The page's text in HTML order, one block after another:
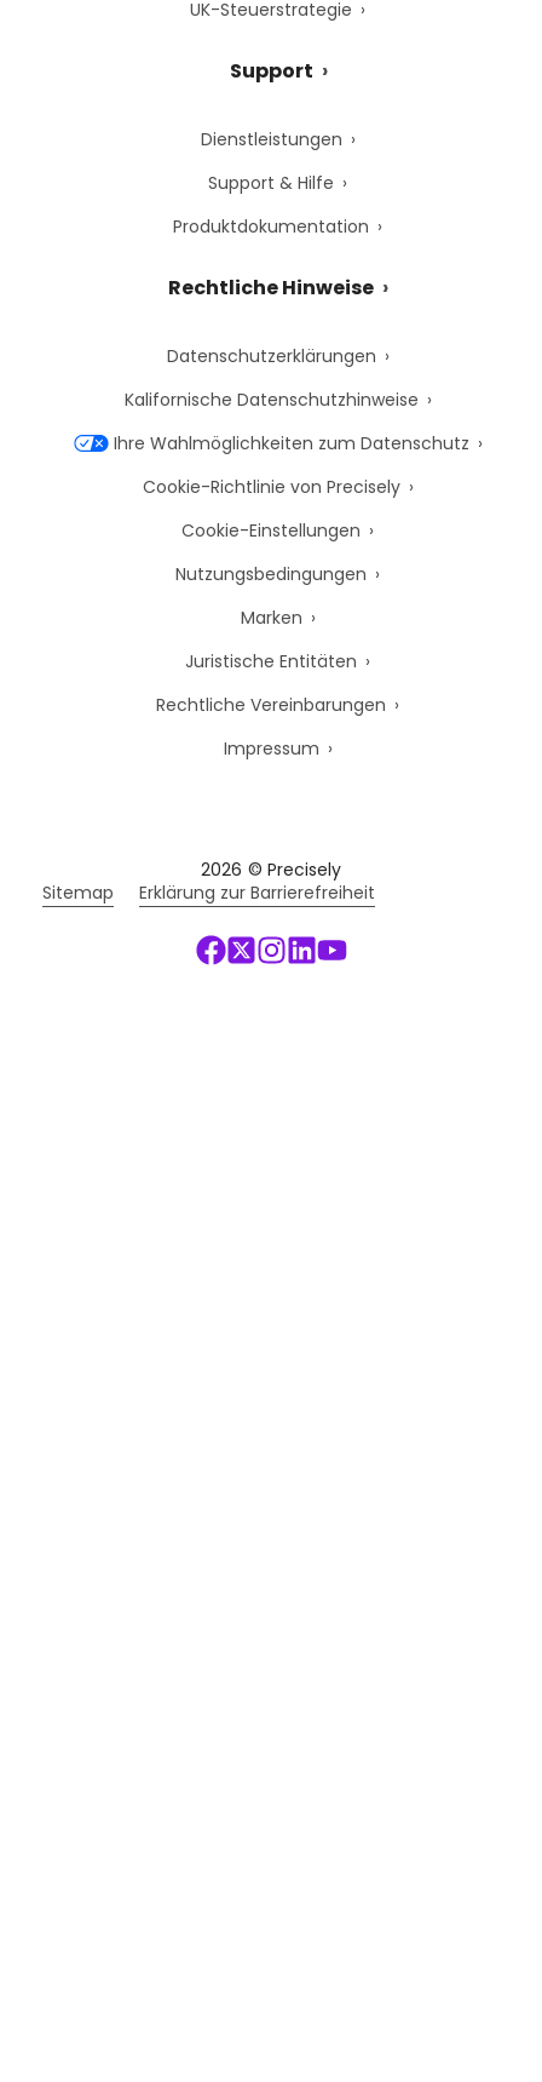
UK-Steuerstrategie
Support
Dienstleistungen
Support & Hilfe
Produktdokumentation
Rechtliche Hinweise
Datenschutzerklärungen
Kalifornische Datenschutzhinweise
Ihre Wahlmöglichkeiten zum Datenschutz
Cookie-Richtlinie von Precisely
Cookie-Einstellungen
Nutzungsbedingungen
Marken
Juristische Entitäten
Rechtliche Vereinbarungen
Impressum
2026 © Precisely
Sitemap
Erklärung zur Barrierefreiheit